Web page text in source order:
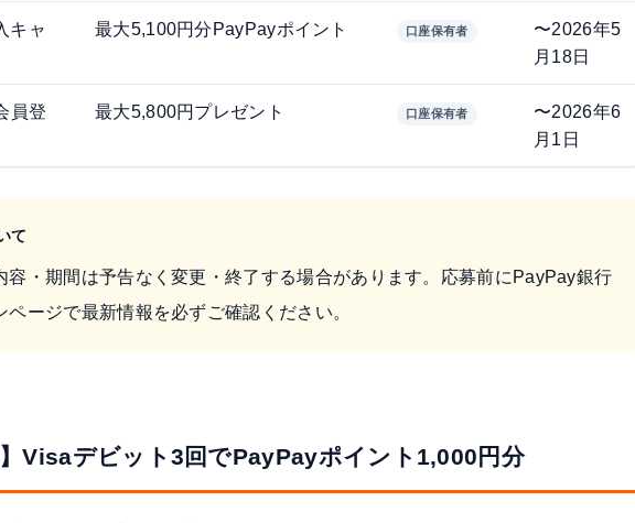
キャ
最大5,100円分PayPayポイント 口座保有者
〜2026年5
月18日
員登
最大5,800円プレゼント 口座保有者
〜2026年6
月1日
て
容・期間は予告なく変更・終了する場合があります。応募前に PayPay銀行
ページで最新情報を必ずご確認ください。
】Visaデビット3回でPayPayポイント1,000円分